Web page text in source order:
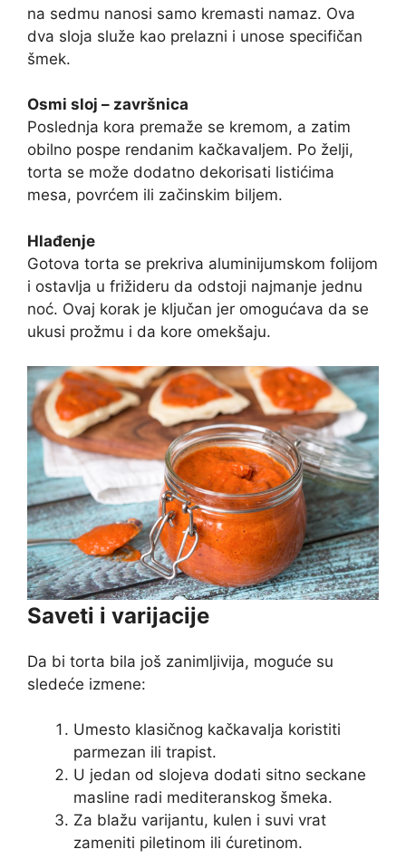
na sedmu nanosi samo kremasti namaz. Ova
dva sloja služe kao prelazni i unose specifičan
šmek.
Osmi sloj – završnica
Poslednja kora premaže se kremom, a zatim
obilno pospe rendanim kačkavaljem. Po želji,
torta se može dodatno dekorisati listićima
mesa, povrćem ili začinskim biljem.
Hlađenje
Gotova torta se prekriva aluminijumskom folijom
i ostavlja u frižideru da odstoji najmanje jednu
noć. Ovaj korak je ključan jer omogućava da se
ukusi prožmu i da kore omekšaju.
Saveti i varijacije
Da bi torta bila još zanimljivija, moguće su
sledeće izmene:
Umesto klasičnog kačkavalja koristiti
parmezan ili trapist.
U jedan od slojeva dodati sitno seckane
masline radi mediteranskog šmeka.
Za blažu varijantu, kulen i suvi vrat
zameniti piletinom ili ćuretinom.